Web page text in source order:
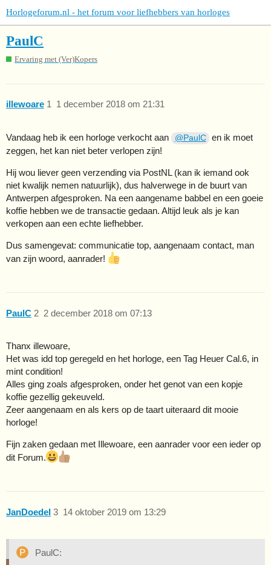
Horlogeforum.nl - het forum voor liefhebbers van horloges
PaulC
Ervaring met (Ver)Kopers
illewoare 1 december 2018 om 21:31
1
Vandaag heb ik een horloge verkocht aan @PaulC en ik moet
zeggen, het kan niet beter verlopen zijn!
Hij wou liever geen verzending via PostNL (kan ik iemand ook
niet kwalijk nemen natuurlijk), dus halverwege in de buurt van
Antwerpen afgesproken. Na een aangename babbel en een goeie
koffie hebben we de transactie gedaan. Altijd leuk als je kan
verkopen aan een echte liefhebber.
Dus samengevat: communicatie top, aangenaam contact, man
van zijn woord, aanrader!
PaulC 2 december 2018 om 07:13
2
Thanx illewoare,
Het was idd top geregeld en het horloge, een Tag Heuer Cal.6, in
mint condition!
Alles ging zoals afgesproken, onder het genot van een kopje
koffie gezellig gekeuveld.
Zeer aangenaam en als kers op de taart uiteraard dit mooie
horloge!
Fijn zaken gedaan met Illewoare, een aanrader voor een ieder op
dit Forum.
JanDoedel 14 oktober 2019 om 13:29
3
PaulC: